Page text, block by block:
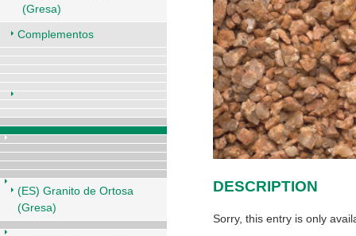
DESCRIPTION
Sorry, this entry is only
(Gresa)
Complementos
(ES) Granito de Ortosa
(Gresa)